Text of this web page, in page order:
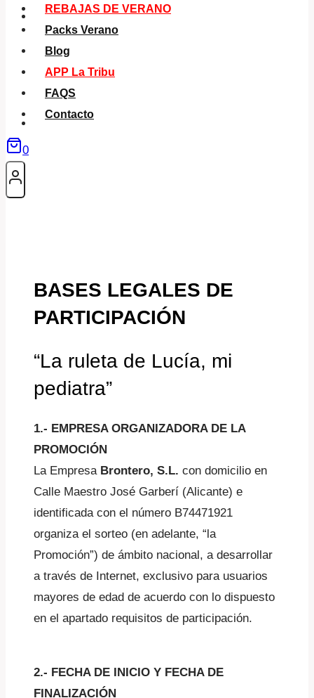
REBAJAS DE VERANO
Packs Verano
Blog
APP La Tribu
FAQS
Contacto
0
BASES LEGALES DE
PARTICIPACIÓN
“La ruleta de Lucía, mi
pediatra”
1.- EMPRESA ORGANIZADORA DE LA
PROMOCIÓN
La Empresa Brontero, S.L. con domicilio en
Calle Maestro José Garberí (Alicante) e
identificada con el número B74471921
organiza el sorteo (en adelante, “la
Promoción”) de ámbito nacional, a desarrollar
a través de Internet, exclusivo para usuarios
mayores de edad de acuerdo con lo dispuesto
en el apartado requisitos de participación.
2.- FECHA DE INICIO Y FECHA DE
FINALIZACIÓN